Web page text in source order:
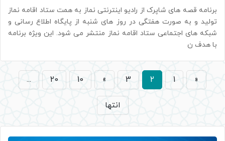
برنامه قصه های شاپرک از رادیو اینترنتی نماز به همت ستاد اقامه نماز
تولید و به صورت هفتگی در روز های شنبه از پایگاه اطلاع رسانی و
شبکه های اجتماعی ستاد اقامه نماز منتشر می شود. این ویژه برنامه
با هدف ن
«
1
2
3
»
10
20
...
انتها